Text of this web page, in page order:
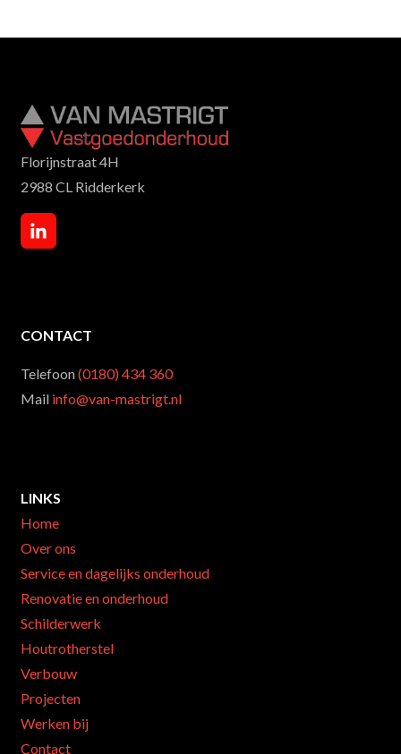
Florijnstraat 4H
2988 CL Ridderkerk
CONTACT
Telefoon(0180) 434 360
Mail info@van-mastrigt.nl
LINKS
Home
Over ons
Service en dagelijks onderhoud
Renovatie en onderhoud
Schilderwerk
Houtrotherstel
Verbouw
Projecten
Werken bij
Contact